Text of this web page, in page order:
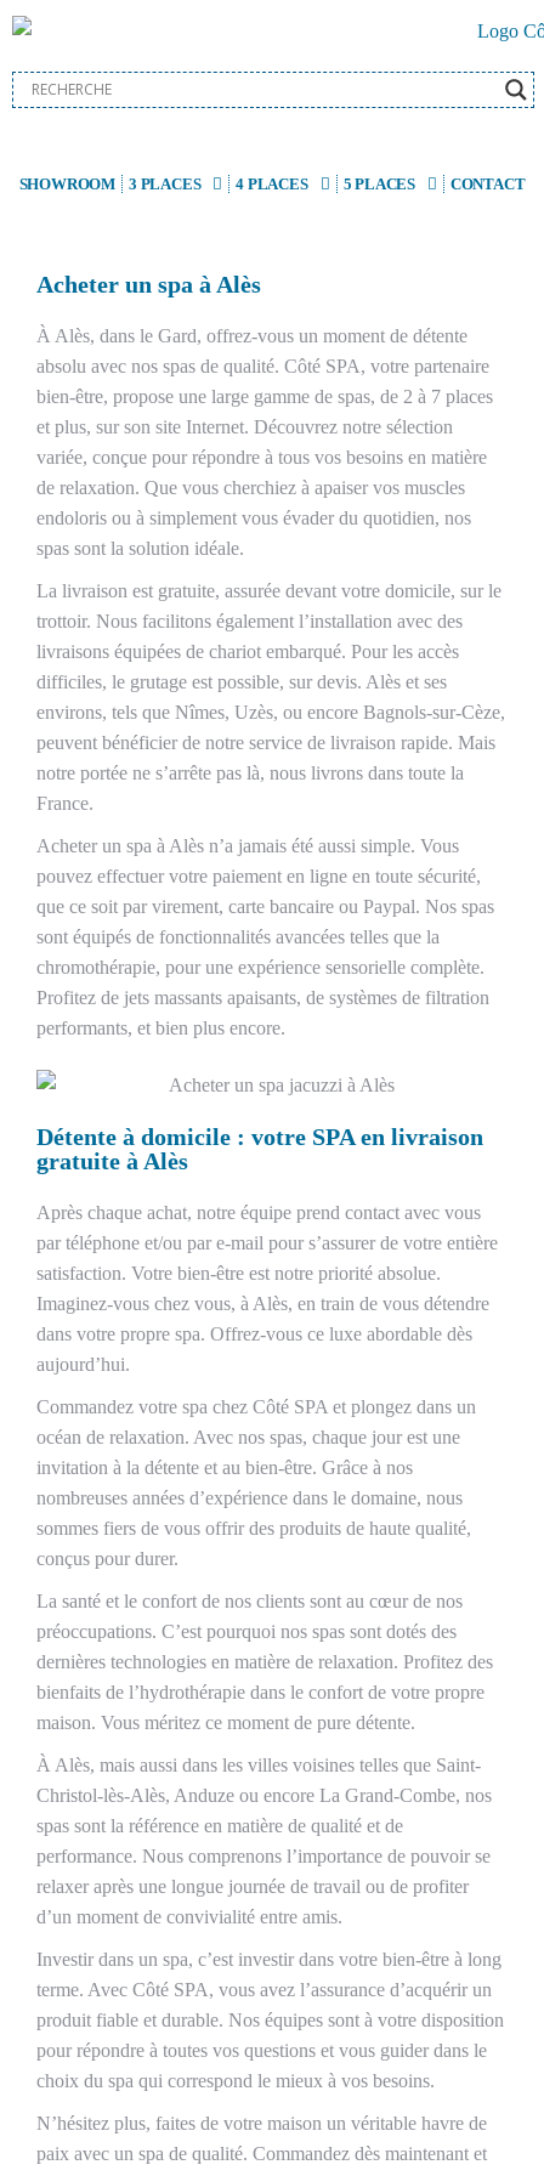
SHOWROOM 3 PLACES 4 PLACES 5 PLACES CONTACT
Acheter un spa à Alès
À Alès, dans le Gard, offrez-vous un moment de détente
absolu avec nos spas de qualité. Côté SPA, votre partenaire
bien-être, propose une large gamme de spas, de 2 à 7 places
et plus, sur son site Internet. Découvrez notre sélection
variée, conçue pour répondre à tous vos besoins en matière
de relaxation. Que vous cherchiez à apaiser vos muscles
endoloris ou à simplement vous évader du quotidien, nos
spas sont la solution idéale.
La livraison est gratuite, assurée devant votre domicile, sur le
trottoir. Nous facilitons également l’installation avec des
livraisons équipées de chariot embarqué. Pour les accès
difficiles, le grutage est possible, sur devis. Alès et ses
environs, tels que Nîmes, Uzès, ou encore Bagnols-sur-Cèze,
peuvent bénéficier de notre service de livraison rapide. Mais
notre portée ne s’arrête pas là, nous livrons dans toute la
France.
Acheter un spa à Alès n’a jamais été aussi simple. Vous
pouvez effectuer votre paiement en ligne en toute sécurité,
que ce soit par virement, carte bancaire ou Paypal. Nos spas
sont équipés de fonctionnalités avancées telles que la
chromothérapie, pour une expérience sensorielle complète.
Profitez de jets massants apaisants, de systèmes de filtration
performants, et bien plus encore.
Détente à domicile : votre SPA en livraison
gratuite à Alès
Après chaque achat, notre équipe prend contact avec vous
par téléphone et/ou par e-mail pour s’assurer de votre entière
satisfaction. Votre bien-être est notre priorité absolue.
Imaginez-vous chez vous, à Alès, en train de vous détendre
dans votre propre spa. Offrez-vous ce luxe abordable dès
aujourd’hui.
Commandez votre spa chez Côté SPA et plongez dans un
océan de relaxation. Avec nos spas, chaque jour est une
invitation à la détente et au bien-être. Grâce à nos
nombreuses années d’expérience dans le domaine, nous
sommes fiers de vous offrir des produits de haute qualité,
conçus pour durer.
La santé et le confort de nos clients sont au cœur de nos
préoccupations. C’est pourquoi nos spas sont dotés des
dernières technologies en matière de relaxation. Profitez des
bienfaits de l’hydrothérapie dans le confort de votre propre
maison. Vous méritez ce moment de pure détente.
À Alès, mais aussi dans les villes voisines telles que Saint-
Christol-lès-Alès, Anduze ou encore La Grand-Combe, nos
spas sont la référence en matière de qualité et de
performance. Nous comprenons l’importance de pouvoir se
relaxer après une longue journée de travail ou de profiter
d’un moment de convivialité entre amis.
Investir dans un spa, c’est investir dans votre bien-être à long
terme. Avec Côté SPA, vous avez l’assurance d’acquérir un
produit fiable et durable. Nos équipes sont à votre disposition
pour répondre à toutes vos questions et vous guider dans le
choix du spa qui correspond le mieux à vos besoins.
N’hésitez plus, faites de votre maison un véritable havre de
paix avec un spa de qualité. Commandez dès maintenant et